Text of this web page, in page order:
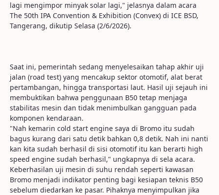
lagi mengimpor minyak solar lagi," jelasnya dalam acara
The 50th IPA Convention & Exhibition (Convex) di ICE BSD,
Tangerang, dikutip Selasa (2/6/2026).
Saat ini, pemerintah sedang menyelesaikan tahap akhir uji
jalan (road test) yang mencakup sektor otomotif, alat berat
pertambangan, hingga transportasi laut. Hasil uji sejauh ini
membuktikan bahwa penggunaan B50 tetap menjaga
stabilitas mesin dan tidak menimbulkan gangguan pada
komponen kendaraan.
"Nah kemarin cold start engine saya di Bromo itu sudah
bagus kurang dari satu detik bahkan 0,8 detik. Nah ini nanti
kan kita sudah berhasil di sisi otomotif itu kan berarti high
speed engine sudah berhasil," ungkapnya di sela acara.
Keberhasilan uji mesin di suhu rendah seperti kawasan
Bromo menjadi indikator penting bagi kesiapan teknis B50
sebelum diedarkan ke pasar. Pihaknya menyimpulkan jika